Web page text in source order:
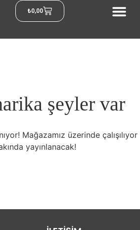
₺0,00
şeyler var
Mağazamız üzerinde çalışılıyor
yayınlanacak!